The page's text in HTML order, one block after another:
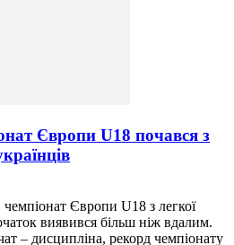
Європи U18 почався з
чемпіонат Європи U18 з легкої
виявився більш ніж вдалим.
– дисципліна, рекорд чемпіонату